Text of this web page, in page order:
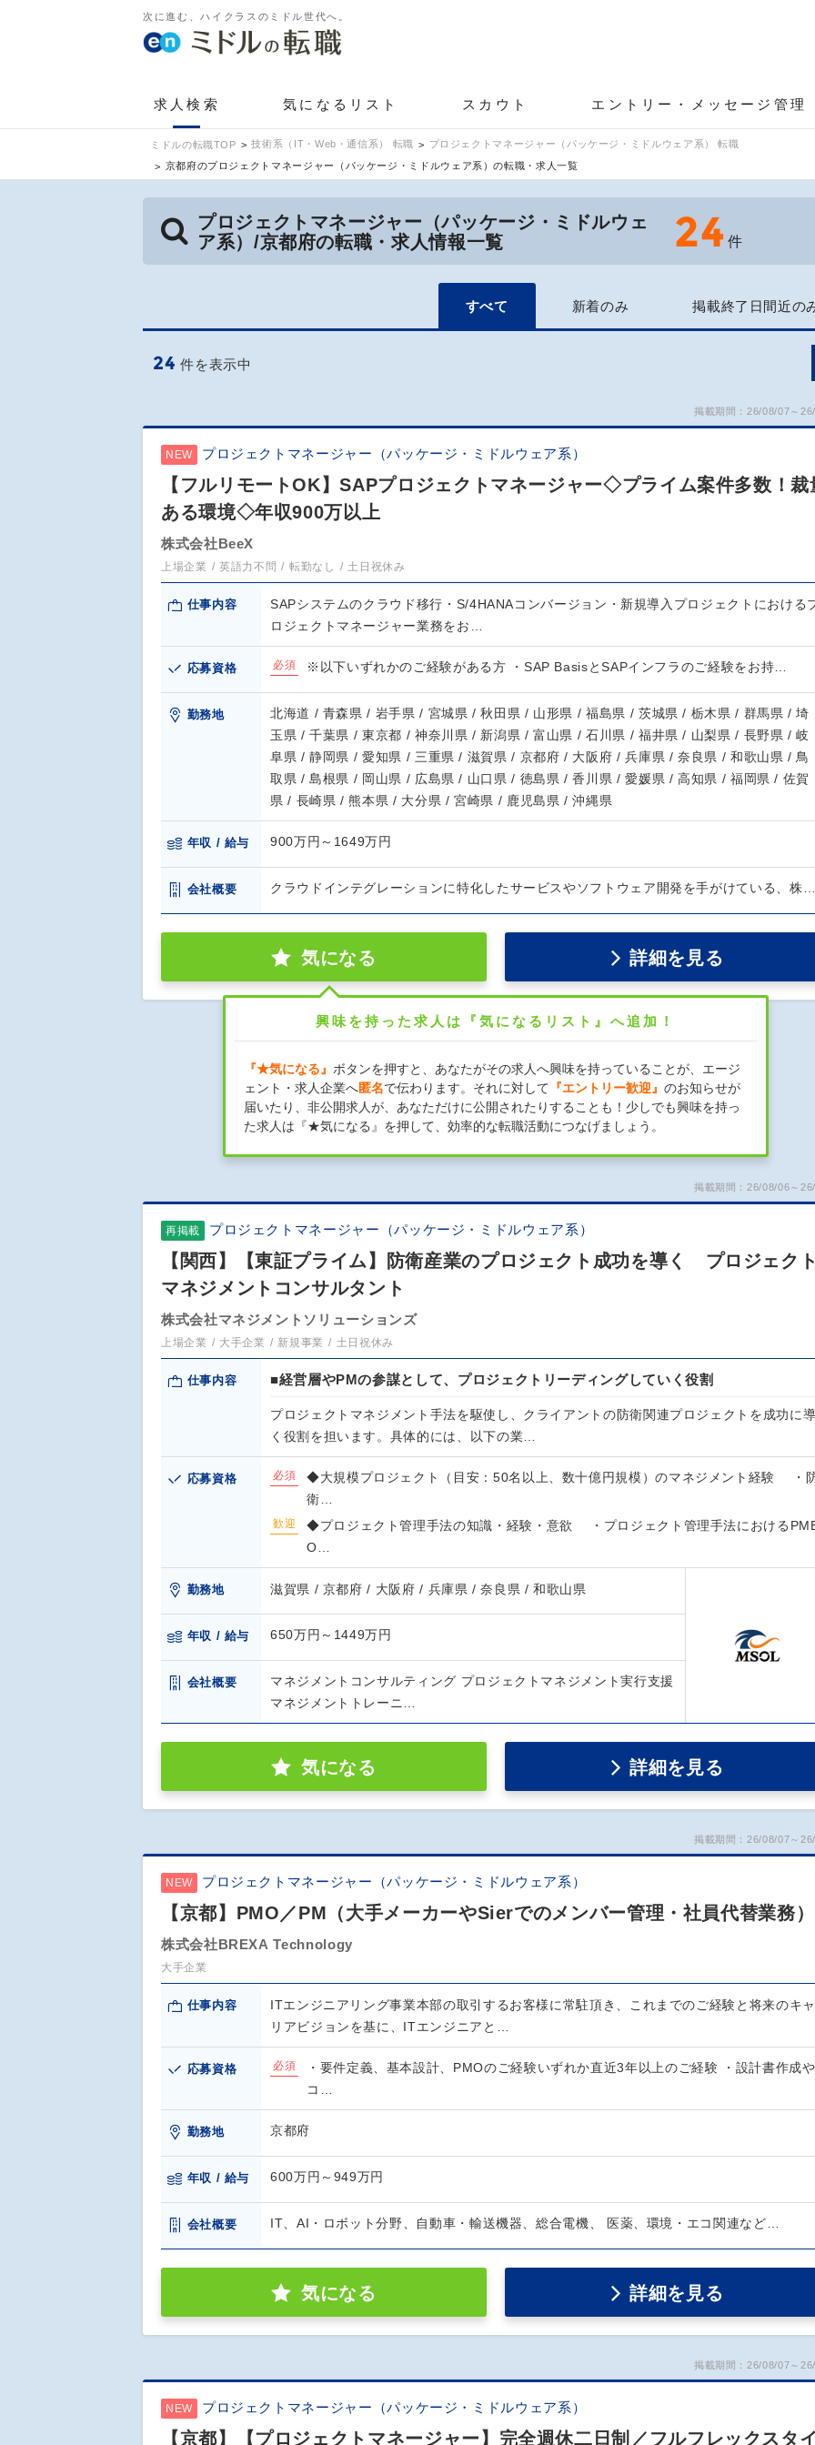
次に進む、ハイクラスのミドル世代へ。
求人検索 気になるリスト スカウト エントリー・メッセージ管理
ミドルの転職TOP 技術系（IT・Web・通信系） 転職
プロジェクトマネージャー（パッケージ・ミドルウェア系） 転職
京都府のプロジェクトマネージャー（パッケージ・ミドルウェア系）の転職・求人一覧
プロジェクトマネージャー（パッケージ・ミドルウェ
ア系）/京都府の転職・求人情報一覧
24 件
すべて 新着のみ 掲載終了日間近の
24 件を表示中
掲載期間：26/08/07～
NEW プロジェクトマネージャー（パッケージ・ミドルウェア系）
【フルリモートOK】SAPプロジェクトマネージャー◇プライム案件多数！裁
ある環境◇年収900万以上
株式会社BeeX
上場企業 英語力不問 転勤なし 土日祝休み
仕事内容
SAPシステムのクラウド移行・S/4HANAコンバージョン・新規導入プロジェクトにおける
ロジェクトマネージャー業務をお…
応募資格 必須 ※以下いずれかのご経験がある方 ・SAP BasisとSAPインフラのご経験をお持…
勤務地
北海道 / 青森県 / 岩手県 / 宮城県 / 秋田県 / 山形県 / 福島県 / 茨城県 / 栃木県 / 群馬県 / 埼
玉県 / 千葉県 / 東京都 / 神奈川県 / 新潟県 / 富山県 / 石川県 / 福井県 / 山梨県 / 長野県 / 岐
阜県 / 静岡県 / 愛知県 / 三重県 / 滋賀県 / 京都府 / 大阪府 / 兵庫県 / 奈良県 / 和歌山県 / 鳥
取県 / 島根県 / 岡山県 / 広島県 / 山口県 / 徳島県 / 香川県 / 愛媛県 / 高知県 / 福岡県 / 佐賀
県 / 長崎県 / 熊本県 / 大分県 / 宮崎県 / 鹿児島県 / 沖縄県
年収 / 給与 900万円～1649万円
会社概要 クラウドインテグレーションに特化したサービスやソフトウェア開発を手がけている、株…
気になる 詳細を見る
興味を持った求人は『気になるリスト』へ追加！
『★気になる』 ボタンを押すと、あなたがその求人へ興味を持っていることが、エージ
ェント・求人企業へ匿名で伝わります。それに対して 『エントリー歓迎』 のお知らせが
届いたり、非公開求人が、あなただけに公開されたりすることも！少しでも興味を持っ
た求人は『★気になる』を押して、効率的な転職活動につなげましょう。
掲載期間：26/08/06～
再掲載 プロジェクトマネージャー（パッケージ・ミドルウェア系）
【関西】【東証プライム】防衛産業のプロジェクト成功を導く プロジェクト
マネジメントコンサルタント
株式会社マネジメントソリューションズ
上場企業 大手企業 新規事業 土日祝休み
仕事内容 ■経営層やPMの参謀として、プロジェクトリーディングしていく役割
プロジェクトマネジメント手法を駆使し、クライアントの防衛関連プロジェクトを成功に導
く役割を担います。具体的には、以下の業…
応募資格 必須
◆大規模プロジェクト（目安：50名以上、数十億円規模）のマネジメント経験 ・
衛…
歓迎
◆プロジェクト管理手法の知識・経験・意欲 ・プロジェクト管理手法における
O…
勤務地 滋賀県 / 京都府 / 大阪府 / 兵庫県 / 奈良県 / 和歌山県
年収 / 給与 650万円～1449万円
会社概要
マネジメントコンサルティング プロジェクトマネジメント実行支援
マネジメントトレーニ…
気になる 詳細を見る
掲載期間：26/08/07～
NEW プロジェクトマネージャー（パッケージ・ミドルウェア系）
【京都】PMO／PM（大手メーカーやSierでのメンバー管理・社員代替業務）
株式会社BREXA Technology
大手企業
仕事内容
ITエンジニアリング事業本部の取引するお客様に常駐頂き、これまでのご経験と将来のキャ
リアビジョンを基に、ITエンジニアと…
応募資格 必須
・要件定義、基本設計、PMOのご経験いずれか直近3年以上のご経験 ・設計書作成や
コ…
勤務地 京都府
年収 / 給与 600万円～949万円
会社概要 IT、AI・ロボット分野、自動車・輸送機器、総合電機、 医薬、環境・エコ関連など…
気になる 詳細を見る
掲載期間：26/08/07～
NEW プロジェクトマネージャー（パッケージ・ミドルウェア系）
【京都】【プロジェクトマネージャー】完全週休二日制／フルフレックスタイ